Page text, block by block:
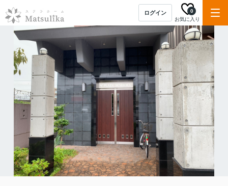
ログイン
お気に入り
0